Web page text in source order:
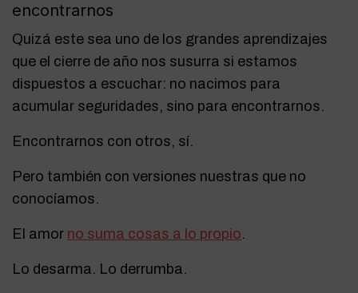
encontrarnos
Quizá este sea uno de los grandes aprendizajes
que el cierre de año nos susurra si estamos
dispuestos a escuchar: no nacimos para
acumular seguridades, sino para encontrarnos.
Encontrarnos con otros, sí.
Pero también con versiones nuestras que no
conocíamos.
El amor no suma cosas a lo propio.
Lo desarma. Lo derrumba.